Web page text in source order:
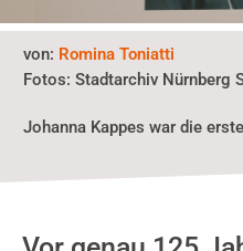
von: Romina Toniatti
Fotos:Stadtarchiv Nürnberg
Johanna Kappes war die